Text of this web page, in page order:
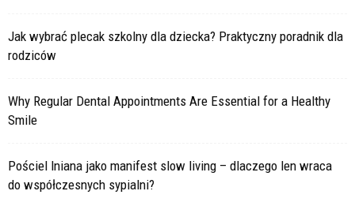
Jak wybrać plecak szkolny dla dziecka? Praktyczny poradnik dla
rodziców
Why Regular Dental Appointments Are Essential for a Healthy
Smile
Pościel lniana jako manifest slow living – dlaczego len wraca
do współczesnych sypialni?